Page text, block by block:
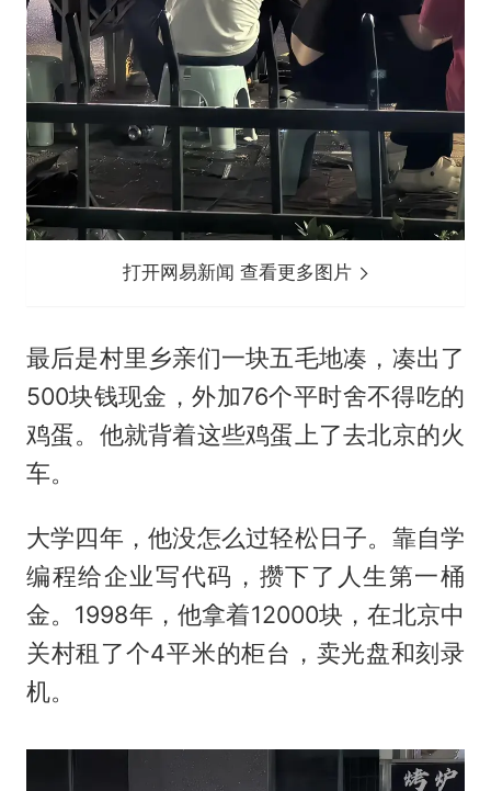
打开网易新闻 查看更多图片
最后是村里乡亲们一块五毛地凑，凑出了
500块钱现金，外加76个平时舍不得吃的
鸡蛋。他就背着这些鸡蛋上了去北京的火
车。
大学四年，他没怎么过轻松日子。靠自学
编程给企业写代码，攒下了人生第一桶
金。1998年，他拿着12000块，在北京中
关村租了个4平米的柜台，卖光盘和刻录
机。